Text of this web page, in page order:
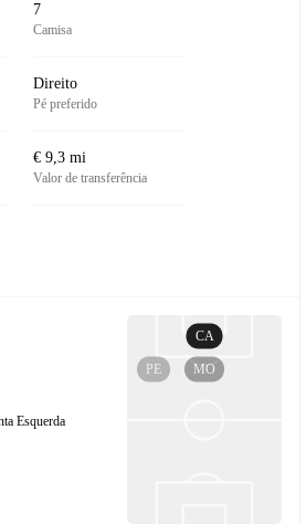
7
Camisa
Direito
Pé preferido
€ 9,3 mi
Valor de transferência
Esquerda
MO
PE
CA